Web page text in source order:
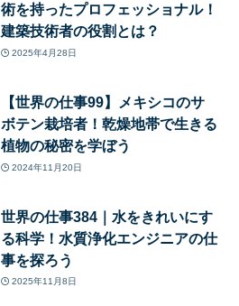
術を持ったプロフェッショナル！
建築技術者の役割とは？
2025年4月28日
【世界の仕事99】メキシコのサ
ボテン栽培者！乾燥地帯で生きる
植物の秘密を学ぼう
2024年11月20日
世界の仕事384｜水をきれいにす
る科学！水質浄化エンジニアの仕
事を探ろう
2025年11月8日